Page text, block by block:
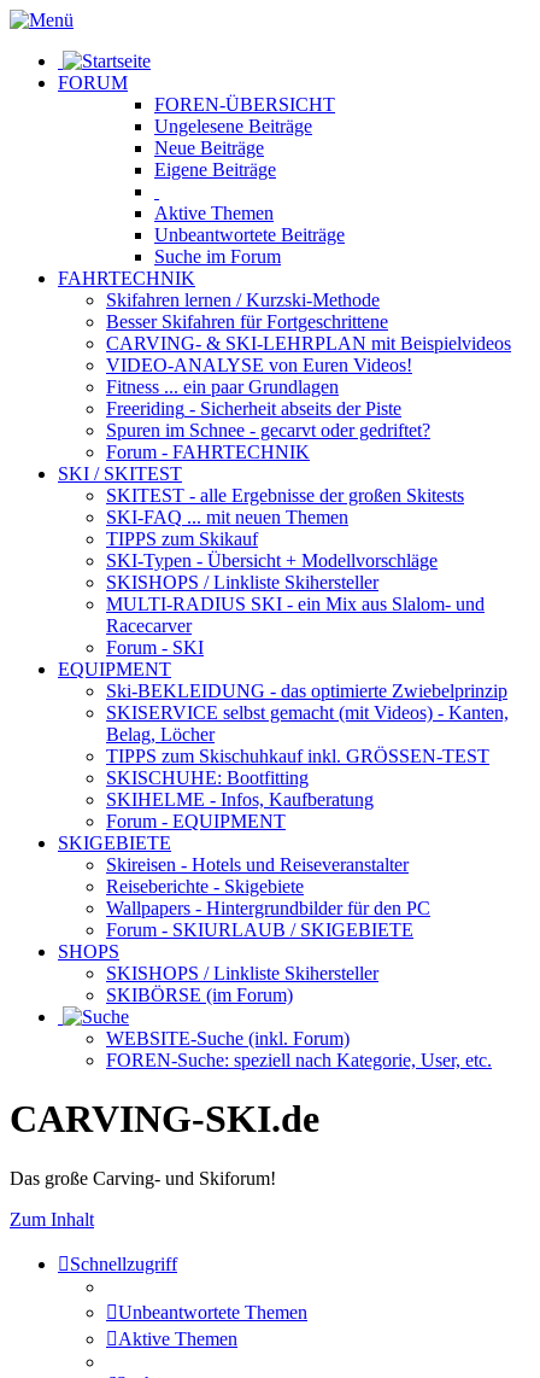
FORUM
FOREN-ÜBERSICHT
Ungelesene Beiträge
Neue Beiträge
Eigene Beiträge
Aktive Themen
Unbeantwortete Beiträge
Suche im Forum
FAHRTECHNIK
Skifahren lernen / Kurzski-Methode
Besser Skifahren für Fortgeschrittene
CARVING- & SKI-LEHRPLAN mit Beispielvideos
VIDEO-ANALYSE von Euren Videos!
Fitness ... ein paar Grundlagen
Freeriding - Sicherheit abseits der Piste
Spuren im Schnee - gecarvt oder gedriftet?
Forum - FAHRTECHNIK
SKI / SKITEST
SKITEST - alle Ergebnisse der großen Skitests
SKI-FAQ ... mit neuen Themen
TIPPS zum Skikauf
SKI-Typen - Übersicht + Modellvorschläge
SKISHOPS / Linkliste Skihersteller
MULTI-RADIUS SKI - ein Mix aus Slalom- und
Racecarver
Forum - SKI
EQUIPMENT
Ski-BEKLEIDUNG - das optimierte Zwiebelprinzip
SKISERVICE selbst gemacht (mit Videos) - Kanten,
Belag, Löcher
TIPPS zum Skischuhkaufinkl. GRÖSSEN-TEST
SKISCHUHE: Bootfitting
SKIHELME - Infos, Kaufberatung
Forum - EQUIPMENT
SKIGEBIETE
Skireisen - Hotels und Reiseveranstalter
Reiseberichte - Skigebiete
Wallpapers - Hintergrundbilder für den PC
Forum - SKIURLAUB / SKIGEBIETE
SHOPS
SKISHOPS / Linkliste Skihersteller
SKIBÖRSE (im Forum)
WEBSITE-Suche (inkl. Forum)
FOREN-Suche: speziell nach Kategorie, User, etc.
CARVING-SKI.de
Das große Carving- und Skiforum!
Zum Inhalt
Schnellzugriff
Unbeantwortete Themen
Aktive Themen